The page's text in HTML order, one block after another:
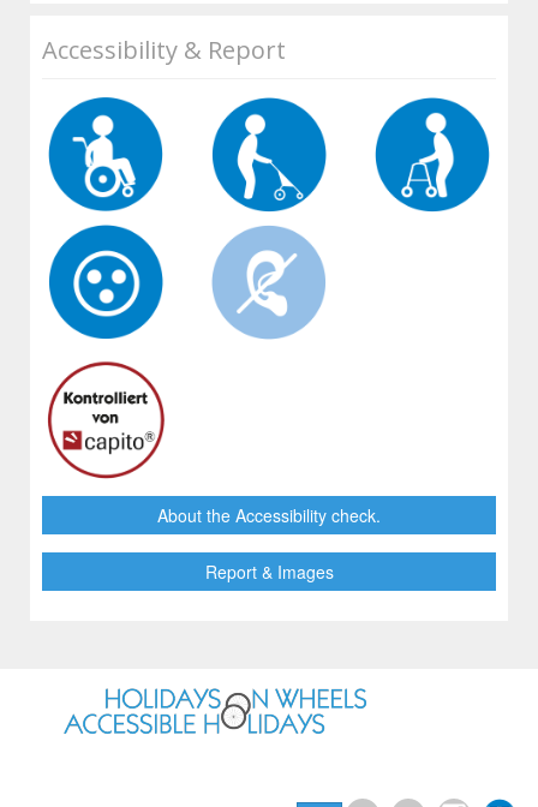
Accessibility & Report
About the Accessibility check.
Report & Images